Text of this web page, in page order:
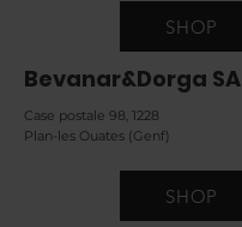
SHOP
Bevanar&Dorga SA
Case postale 98, 1228
Plan-les Ouates (Genf)
SHOP